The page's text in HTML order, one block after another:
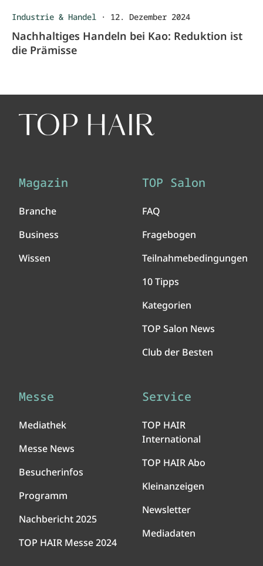
Industrie & Handel · 12. Dezember 2024
Nachhaltiges Handeln bei Kao: Reduktion ist
die Prämisse
Magazin
Branche
Business
Wissen
TOP Salon
FAQ
Fragebogen
Teilnahmebedingungen
10 Tipps
Kategorien
TOP Salon News
Club der Besten
Messe
Mediathek
Messe News
Besucherinfos
Programm
Nachbericht 2025
TOP HAIR Messe 2024
Service
TOP HAIR
International
TOP HAIR Abo
Kleinanzeigen
Newsletter
Mediadaten